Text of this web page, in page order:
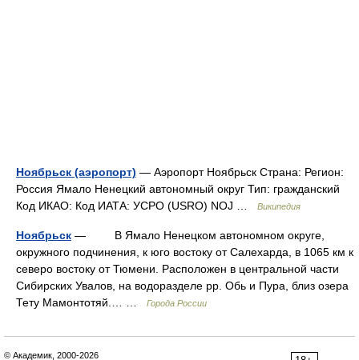
Ноябрьск (аэропорт) — Аэропорт Ноябрьск Страна: Регион:
Россия Ямало Ненецкий автономный округ Тип: гражданский
Код ИКАО: Код ИАТА: УСРО (USRO) NOJ …
Википедия
Ноябрьск — В Ямало Ненецком автономном округе,
окружного подчинения, к юго востоку от Салехарда, в 1065 км к
северо востоку от Тюмени. Расположен в центральной части
Сибирских Увалов, на водоразделе рр. Обь и Пура, близ озера
Тету Мамонтотяй.… …
Города России
© Академик, 2000-2026